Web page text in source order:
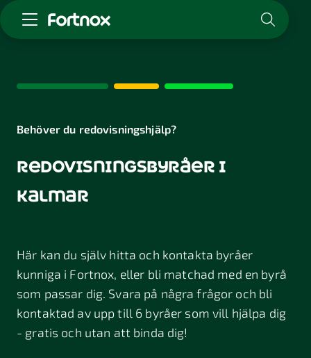
Skaffa Fortnox
Kunskap & inspiration
Logga in
Kontakt
Behöver du redovisningshjälp?
redovisningsbyråer i
kalmar
Här kan du själv hitta och kontakta byråer
kunniga i Fortnox, eller bli matchad med en byrå
som passar dig. Svara på några frågor och bli
kontaktad av upp till 6 byråer som vill hjälpa dig
- gratis och utan att binda dig!